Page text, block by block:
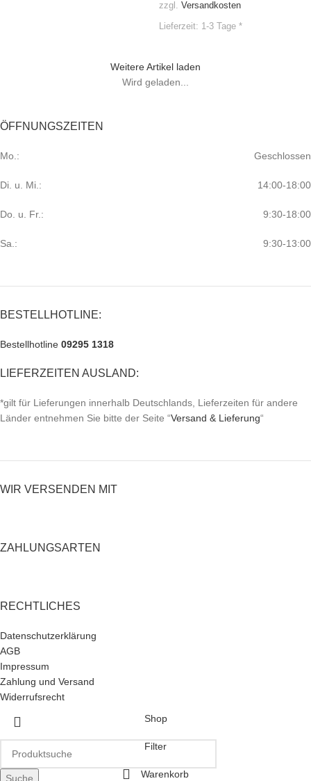
zzgl. Versandkosten
Lieferzeit: 1-3 Tage *
Weitere Artikel laden
Wird geladen...
ÖFFNUNGSZEITEN
Mo.: Geschlossen
Di. u. Mi.: 14:00-18:00
Do. u. Fr.: 9:30-18:00
Sa.: 9:30-13:00
BESTELLHOTLINE:
Bestellhotline 09295 1318
LIEFERZEITEN AUSLAND:
*gilt für Lieferungen innerhalb Deutschlands, Lieferzeiten für andere
Länder entnehmen Sie bitte der Seite “Versand & Lieferung“
WIR VERSENDEN MIT
ZAHLUNGSARTEN
RECHTLICHES
Datenschutzerklärung
AGB
Impressum
Zahlung und Versand
Widerrufsrecht
Suche
Shop
Filter
Warenkorb